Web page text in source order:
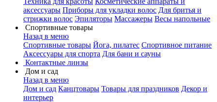
аксессуары Приборы для укладки волос Для бритья и
стрижки волос Эпиляторы Массажеры Весы напольные
Спортивные товары
Назад в меню
Спортивные товары Йога, пилатес Спортивное питание
Аксессуары для спорта Для бани и сауны
Контактные линзы
Дом и сад
Назад в меню
Дом и сад Канцтовары Товары для праздников Декор и
интерьер